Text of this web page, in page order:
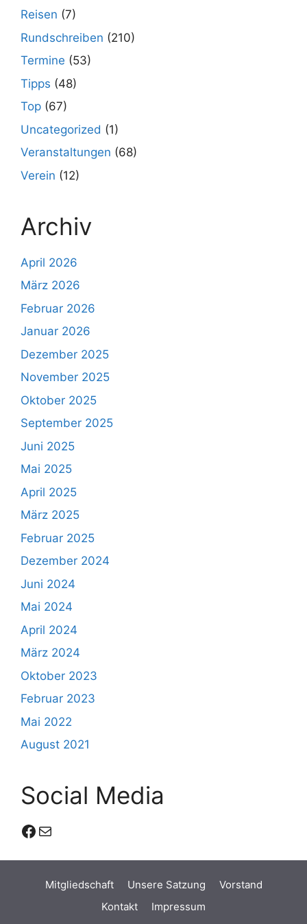
Reisen (7)
Rundschreiben (210)
Termine (53)
Tipps (48)
Top (67)
Uncategorized (1)
Veranstaltungen (68)
Verein (12)
Archiv
April 2026
März 2026
Februar 2026
Januar 2026
Dezember 2025
November 2025
Oktober 2025
September 2025
Juni 2025
Mai 2025
April 2025
März 2025
Februar 2025
Dezember 2024
Juni 2024
Mai 2024
April 2024
März 2024
Oktober 2023
Februar 2023
Mai 2022
August 2021
Social Media
Facebook
E-Mail
Mitgliedschaft Unsere Satzung
Vorstand
Kontakt
Impressum